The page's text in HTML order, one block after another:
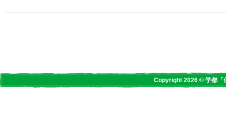
Copyright 2026 © 学都「